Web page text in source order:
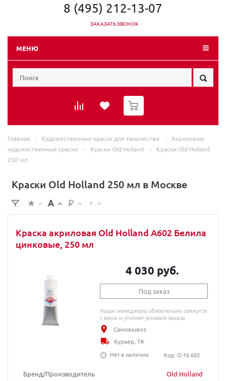
8 (495) 212-13-07
ЗАКАЗАТЬ ЗВОНОК
МЕНЮ
0
Главная - Художественные краски для творчества -
Акриловые
художественные краски
- Краски Old Holland -
Краски Old Holland
250 мл
Краски Old Holland 250 мл в Москве
Краска акриловая Old Holland A602 Белила
цинковые, 250 мл
Бренд/Производитель
Old Holland
4 030 руб.
Под заказ
Наши менеджеры обязательно свяжутся
с вами и уточнят условия заказа
Самовывоз
Курьер, ТК
Нет в наличии
Код: O-16.602